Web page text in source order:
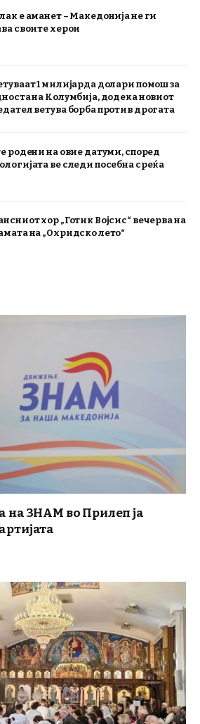
е аманет – Македонија не ги
своите херои
1 милијарда долари помош за
на Колумбија, додека новиот
ветува борба против дрогата
родени на овие датуми, според
ве следи посебна среќа
хор „Готик Војсис“ вечерва на
на „Охридско лето“
на ЗНАМ во Прилеп ја